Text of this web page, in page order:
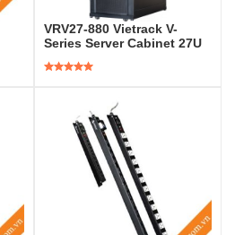
VRV27-880 Vietrack V-
Series Server Cabinet 27U